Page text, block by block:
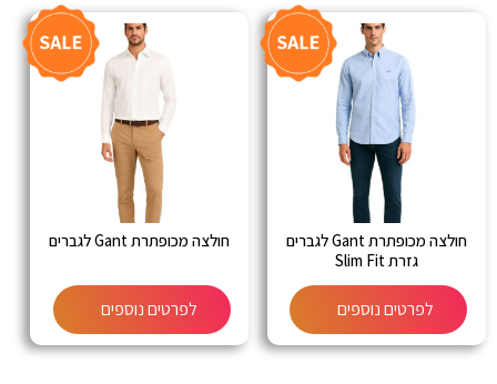
חולצה מכופתרת Gant לגברים
גזרת Slim Fit
לפרטים נוספים
חולצה מכופתרת Gant לגברים
לפרטים נוספים